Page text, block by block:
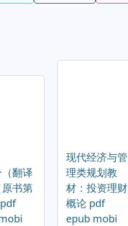
翻译
书第
现代经济与管
理类规划教
材：投资理财
概论 pdf
epub mobi